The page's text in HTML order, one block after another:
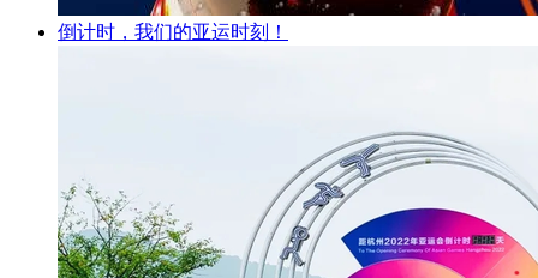
倒计时，我们的亚运时刻！